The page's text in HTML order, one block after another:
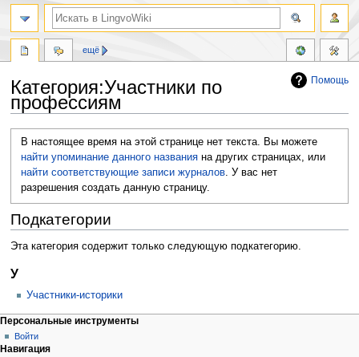
Помощь
Категория:Участники по
профессиям
навигации
В настоящее время на этой странице нет текста. Вы можете
найти упоминание данного названия на других страницах, или
найти соответствующие записи журналов. У вас нет
разрешения создать данную страницу.
Подкатегории
Эта категория содержит только следующую подкатегорию.
У
Участники-историки
ещё
Персональные инструменты
Войти
Навигация